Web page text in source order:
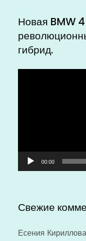
Новая BMW
гибрид.
00:00
Свежие
Есения Кириллова